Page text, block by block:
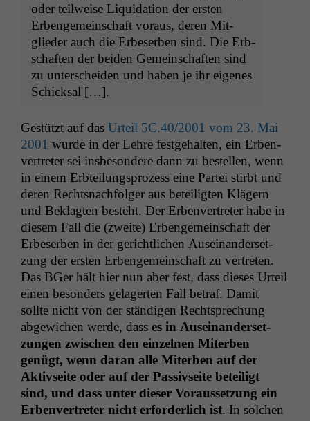
oder teil­weise Liq­ui­da­tion der ersten
Erbenge­mein­schaft voraus, deren Mit­
glieder auch die Erbe­ser­ben sind. Die Erb­
schaften der bei­den Gemein­schaften sind
zu unter­schei­den und haben je ihr eigenes
Schicksal […].
Gestützt auf das Urteil 5C.40/2001 vom 23. Mai
2001 wurde in der Lehre fest­ge­hal­ten, ein Erben­
vertreter sei ins­beson­dere dann zu bestellen, wenn
in einem Erbteilung­sprozess eine Partei stirbt und
deren Recht­snach­fol­ger aus beteiligten Klägern
und Beklagten beste­ht. Der Erben­vertreter habe in
diesem Fall die (zweite) Erbenge­mein­schaft der
Erbe­ser­ben in der gerichtlichen Auseinan­der­set­
zung der ersten Erbenge­mein­schaft zu vertreten.
Das BGer hält hier nun aber fest, dass dieses Urteil
einen beson­ders gelagerten Fall betraf. Damit
sollte nicht von der ständi­gen Recht­sprechung
abgewichen werde, dass es in Auseinan­der­set­
zun­gen zwis­chen den einzel­nen Miter­ben
genügt, wenn daran alle Miter­ben auf der
Aktiv­seite oder auf der Pas­siv­seite beteiligt
sind, und dass unter dieser Voraus­set­zung ein
Erben­vertreter nicht erforder­lich ist. In solchen